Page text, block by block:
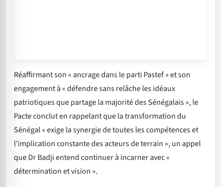
Réaffirmant son « ancrage dans le parti Pastef » et son
engagement à « défendre sans relâche les idéaux
patriotiques que partage la majorité des Sénégalais », le
Pacte conclut en rappelant que la transformation du
Sénégal « exige la synergie de toutes les compétences et
l’implication constante des acteurs de terrain », un appel
que Dr Badji entend continuer à incarner avec «
détermination et vision ».